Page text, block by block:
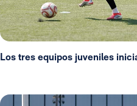
Los tres equipos juveniles